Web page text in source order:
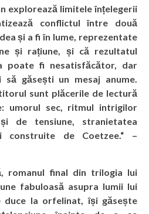
explorează limitele înțelegerii
conflictul între două
și a fi în lume, reprezentate
și rațiune, și că rezultatul
poate fi nesatisfăcător, dar
găsești un mesaj anume.
sunt plăcerile de lectură
umorul sec, ritmul intrigilor
de tensiune, stranietatea
construite de Coetzee.“ –
romanul final din trilogia lui
fabuloasă asupra lumii lui
duce la orfelinat, își găsește